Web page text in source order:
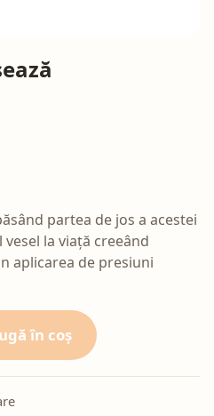
partea de jos a acestei
la viață creeând
aplicarea de presiuni
în coș